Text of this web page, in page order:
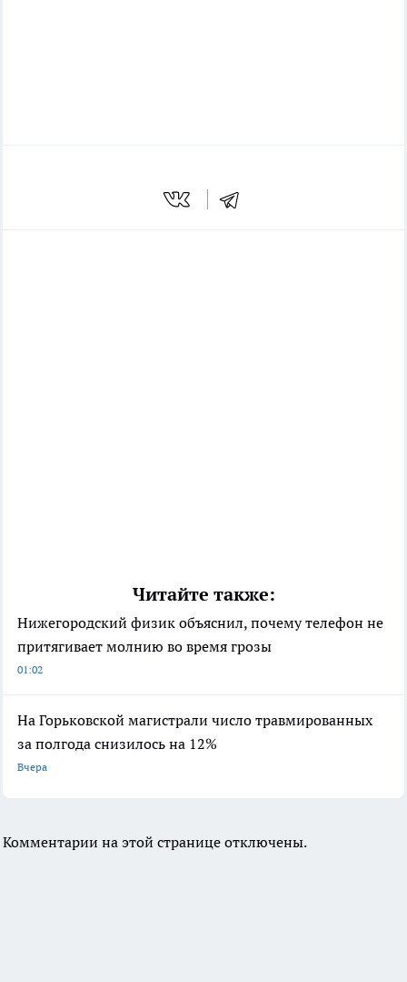
Читайте также:
Нижегородский физик объяснил, почему телефон не
притягивает молнию во время грозы
01:02
На Горьковской магистрали число травмированных
за полгода снизилось на 12%
Вчера
Комментарии на этой странице отключены.